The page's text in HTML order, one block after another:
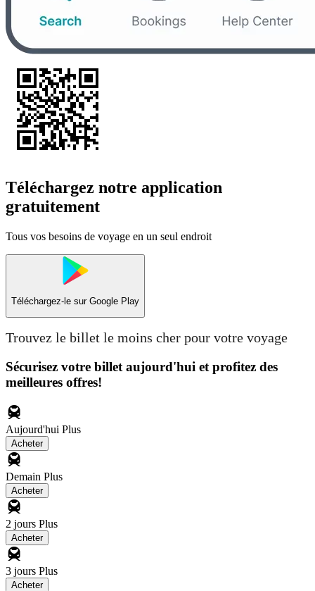
Téléchargez notre application
gratuitement
Tous vos besoins de voyage en un seul endroit
Téléchargez-le sur Google Play
Trouvez le billet le moins cher pour votre voyage
Sécurisez votre billet aujourd'hui et profitez des
meilleures offres!
Aujourd'hui Plus
Acheter
Demain Plus
Acheter
2 jours Plus
Acheter
3 jours Plus
Acheter